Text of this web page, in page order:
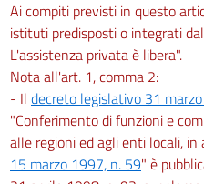
Ai compiti previsti in questo
istituti predisposti o integrati
L'assistenza privata è libera".
Nota all'art. 1, comma 2:
- Il decreto legislativo 31
"Conferimento di funzioni e
alle regioni ed agli enti locali,
15 marzo 1997, n. 59" è